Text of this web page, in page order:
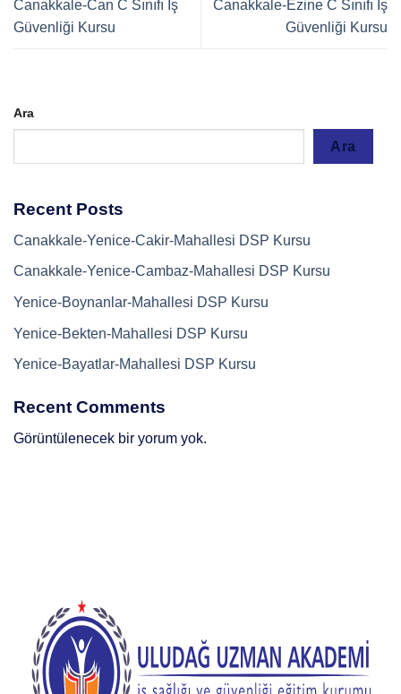
Canakkale-Can C Sınıfı İş
Güvenliği Kursu
Canakkale-Ezine C Sınıfı İş
Güvenliği Kursu
Ara
Ara
Recent Posts
Canakkale-Yenice-Cakir-Mahallesi DSP Kursu
Canakkale-Yenice-Cambaz-Mahallesi DSP Kursu
Yenice-Boynanlar-Mahallesi DSP Kursu
Yenice-Bekten-Mahallesi DSP Kursu
Yenice-Bayatlar-Mahallesi DSP Kursu
Recent Comments
Görüntülenecek bir yorum yok.